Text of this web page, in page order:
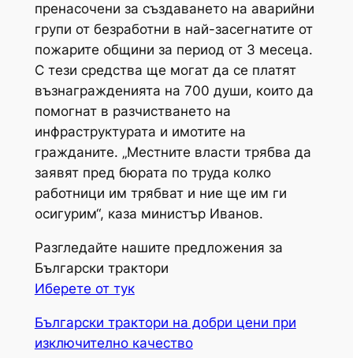
пренасочени за създаването на аварийни
групи от безработни в най-засегнатите от
пожарите общини за период от 3 месеца.
С тези средства ще могат да се платят
възнагражденията на 700 души, които да
помогнат в разчистването на
инфраструктурата и имотите на
гражданите. „Местните власти трябва да
заявят пред бюрата по труда колко
работници им трябват и ние ще им ги
осигурим“, каза министър Иванов.
Разгледайте нашите предложения за
Български трактори
Иберете от тук
Български трактори на добри цени при
изключително качество